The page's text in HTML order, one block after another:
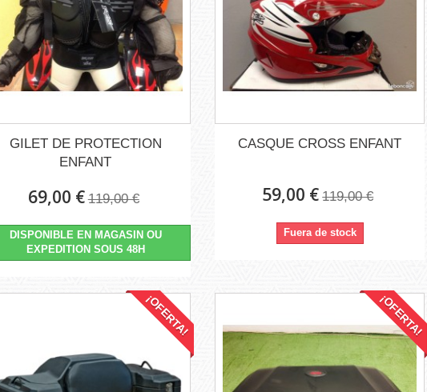
GILET DE PROTECTION
ENFANT
69,00 € 119,00 €
DISPONIBLE EN MAGASIN OU
EXPEDITION SOUS 48H
CASQUE CROSS ENFANT
59,00 € 119,00 €
Fuera de stock
¡OFERTA! ¡OFERTA!